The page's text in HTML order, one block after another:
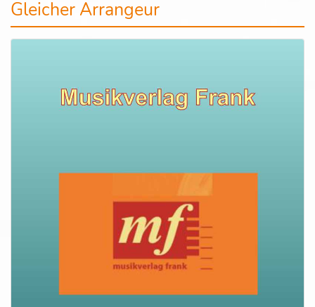
Gleicher Arrangeur